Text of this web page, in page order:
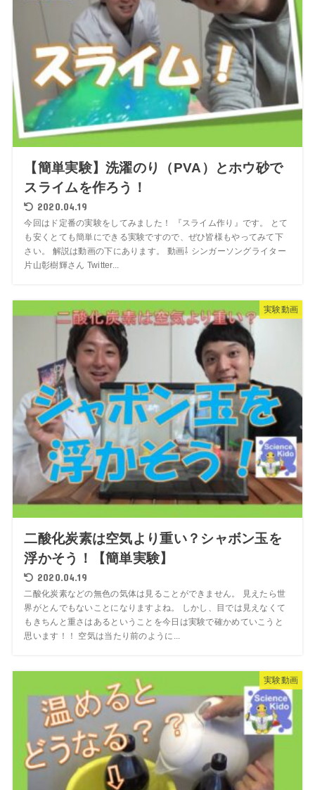
【簡単実験】洗濯のり（PVA）とホウ砂で
スライムを作ろう！
2020.04.19
今回はド定番の実験をしてみました！ 『スライム作り』です。 とて
も安くとても簡単にできる実験ですので、ぜひ皆様もやってみて下
さい。 解説は動画の下にあります。 動画⇩ シンガーソングライター
片山彰樹輝さん Twitter...
実験動画
二酸化炭素は空気より重い？シャボン玉を
浮かそう！【簡単実験】
2020.04.19
二酸化炭素などの無色の気体は見ることができません。 見えたら世
界がとんでもないことになりますよね。 しかし、目では見えなくて
もきちんと重さはあるということを今日は実験で確かめていこうと
思います！！ 空気は当たり前のように...
実験動画